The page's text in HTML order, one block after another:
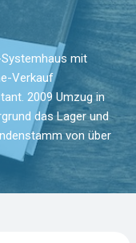
mit
Verkauf
2009 Umzug in
das Lager und
von über